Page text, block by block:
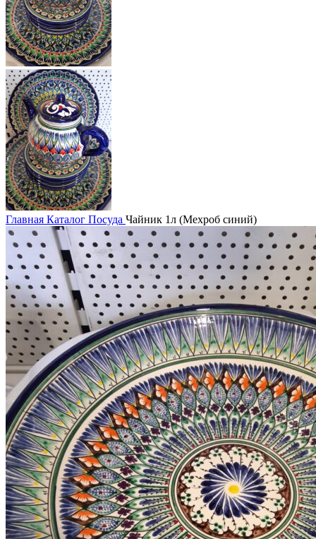
Главная Каталог Посуда Чайник 1л (Мехроб синий)